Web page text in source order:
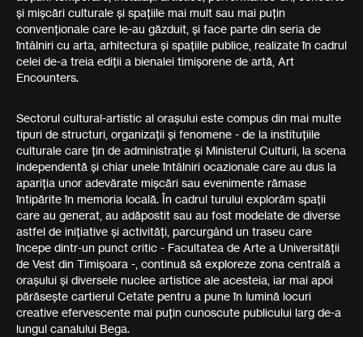
și mișcări culturale și spațiile mai mult sau mai puțin
convenționale care le-au găzduit, și face parte din seria de
întâlniri cu arta, arhitectura și spațiile publice, realizate în cadrul
celei de-a treia ediții a bienalei timișorene de artă, Art
Encounters.
Sectorul cultural-artistic al orașului este compus din mai multe
tipuri de structuri, organizații și fenomene - de la instituțiile
culturale care țin de administrație și Ministerul Culturii, la scena
independentă și chiar unele întâlniri ocazionale care au dus la
apariția unor adevărate mișcări sau evenimente rămase
întipărite în memoria locală. În cadrul turului explorăm spații
care au generat, au adăpostit sau au fost modelate de diverse
astfel de inițiative și activități, parcurgând un traseu care
începe dintr-un punct critic - Facultatea de Arte a Universității
de Vest din Timișoara -, continuă să exploreze zona centrală a
orașului și diversele nuclee artistice ale acesteia, iar mai apoi
părăsește cartierul Cetate pentru a pune în lumină locuri
creative efervescente mai puțin cunoscute publicului larg de-a
lungul canalului Bega.